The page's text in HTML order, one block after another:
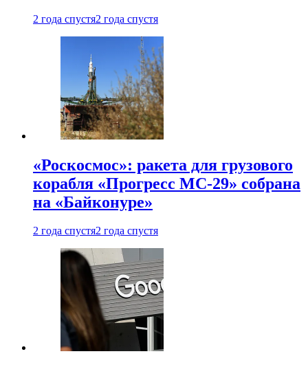
2 года спустя2 года спустя
«Роскосмос»: ракета для грузового
корабля «Прогресс МС-29» собрана
на «Байконуре»
2 года спустя2 года спустя